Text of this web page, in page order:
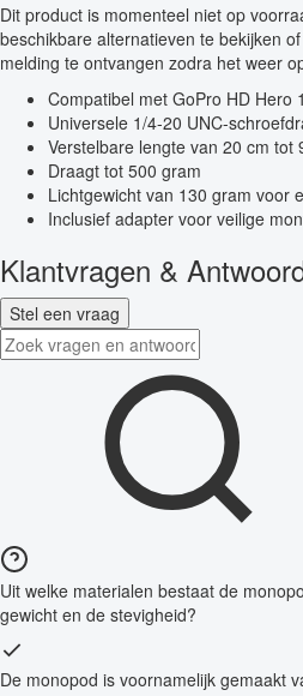
Dit product is momenteel niet op
beschikbare alternatieven te bekijken
melding te ontvangen zodra het weer
Compatibel met GoPro HD Hero
Universele 1/4-20 UNC-
Verstelbare lengte van 20 cm tot
Draagt tot 500 gram
Lichtgewicht van 130 gram voor
Inclusief adapter voor veilige
Klantvragen &
Stel een vraag
Uit welke materialen bestaat de
gewicht en de stevigheid?
De monopod is voornamelijk gemaakt